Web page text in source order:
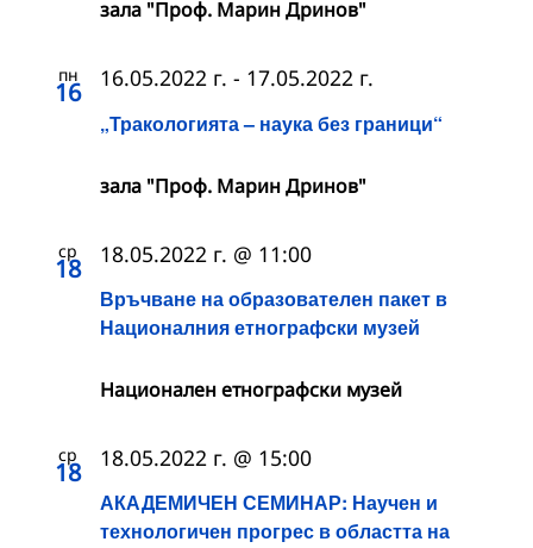
зала "Проф. Марин Дринов"
пн
16
„Тракологията – наука без граници“
16.05.2022 г. - 17.05.2022 г.
зала "Проф. Марин Дринов"
ср
18
Връчване на образователен пакет в
Националния етнографски музей
18.05.2022 г. @ 11:00
Национален етнографски музей
ср
18
АКАДЕМИЧЕН СЕМИНАР: Научен и
технологичен прогрес в областта на
18.05.2022 г. @ 15:00